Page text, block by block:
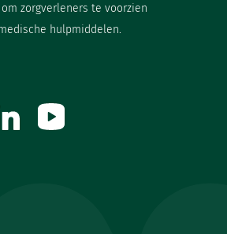
zorgverleners te voorzien
hulpmiddelen.
linkedin